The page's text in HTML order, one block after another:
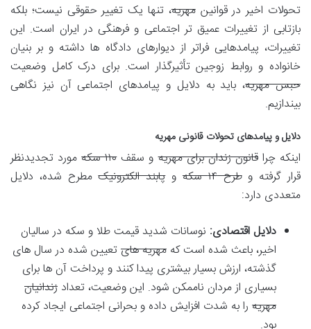
تحولات اخیر در قوانینمهریه، تنها یک تغییر حقوقی نیست؛ بلکه
بازتابی از تغییرات عمیق تر اجتماعی و فرهنگی در ایران است. این
تغییرات، پیامدهایی فراتر از دیوارهای دادگاه ها داشته و بر بنیان
خانواده و روابط زوجین تأثیرگذار است. برای درک کامل وضعیت
حبس مهریه، باید به دلایل و پیامدهای اجتماعی آن نیز نگاهی
بیندازیم.
دلایل و پیامدهای تحولات قانونی مهریه
اینکه چراقانون زندان برای مهریهو سقف۱۱۰ سکه
مورد تجدیدنظر
قرار گرفته وطرح ۱۴ سکه وپابند الکترونیکمطرح شده، دلایل
متعددی دارد:
دلایل اقتصادی: نوسانات شدید قیمت طلا و سکه در سالیان
اخیر، باعث شده است که مهریه هایتعیین شده در سال های
گذشته، ارزش بسیار بیشتری پیدا کنند و پرداخت آن ها برای
بسیاری از مردان ناممکن شود. این وضعیت، تعداد زندانیان
مهریه را به شدت افزایش داده و بحرانی اجتماعی ایجاد کرده
بود.